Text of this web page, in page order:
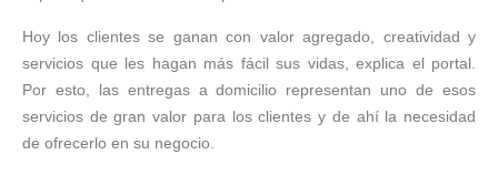
Hoy los clientes se ganan con valor agregado, creatividad y
servicios que les hagan más fácil sus vidas, explica el portal.
Por esto, las entregas a domicilio representan uno de esos
servicios de gran valor para los clientes y de ahí la necesidad
de ofrecerlo en su negocio.